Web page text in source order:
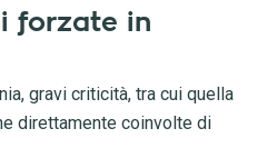
forzate in
gravi criticità, tra cui quella
direttamente coinvolte di